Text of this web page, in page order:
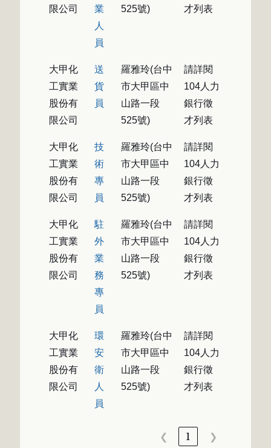
限公司
業
人
員
525號)
才列表
大甲化
工實業
股份有
限公司
送
貨
員
羅雅玲(台中
市大甲區中
山路一段
525號)
請詳閱
104人力
銀行徵
才列表
大甲化
工實業
股份有
限公司
技
術
專
員
羅雅玲(台中
市大甲區中
山路一段
525號)
請詳閱
104人力
銀行徵
才列表
大甲化
工實業
股份有
限公司
駐
外
業
務
專
員
羅雅玲(台中
市大甲區中
山路一段
525號)
請詳閱
104人力
銀行徵
才列表
大甲化
工實業
股份有
限公司
環
安
衛
人
員
羅雅玲(台中
市大甲區中
山路一段
525號)
請詳閱
104人力
銀行徵
才列表
❮ 1 ❯